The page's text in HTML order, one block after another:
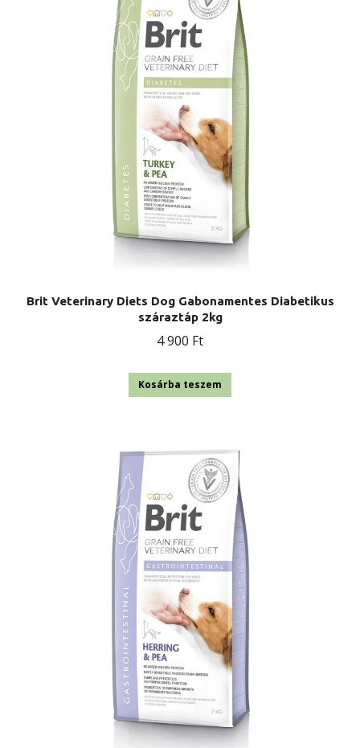
Brit Veterinary Diets Dog Gabonamentes Diabetikus
száraztáp 2kg
4 900 Ft
Kosárba teszem